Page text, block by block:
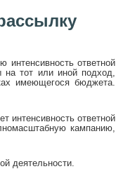
ответной
на тот или иной подход,
имеющегося бюджета.
интенсивность ответной
кампанию,
деятельности.